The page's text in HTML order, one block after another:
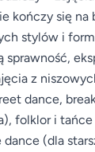
kończy się
stylów i
z
dance,
folklor i
(dla